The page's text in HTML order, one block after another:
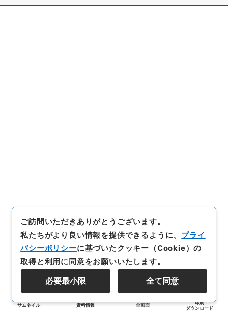
サムネイル 資料情報 全画面
印刷
ダウンロード
ご訪問いただきありがとうございます。
私たちがより良い情報を提供できるように、 プライ
バシーポリシーに基づいたクッキー（Cookie）の
取得と利用に同意をお願いいたします。
必要最小限 全て同意